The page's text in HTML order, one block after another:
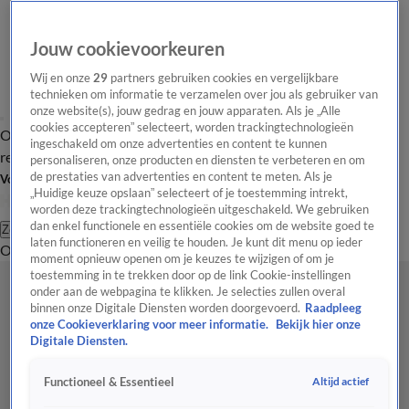
Overzicht Laatste nieuws Regionieuws Het beste van Hart
Tip de
redactie
Volg Hart van Nederland
Zoeken
OverzichtRegioUitzendingenWeerTip de redactiePanelVideo's
Jouw cookievoorkeuren
Wij en onze29 partners gebruiken cookies en vergelijkbare
technieken om informatie te verzamelen over jou als gebruiker van
onze website(s), jouw gedrag en jouw apparaten. Als je „Alle
cookies accepteren” selecteert, worden trackingtechnologieën
ingeschakeld om onze advertenties en content te kunnen
personaliseren, onze producten en diensten te verbeteren en om
de prestaties van advertenties en content te meten. Als je
„Huidige keuze opslaan” selecteert of je toestemming intrekt,
worden deze trackingtechnologieën uitgeschakeld. We gebruiken
dan enkel functionele en essentiële cookies om de website goed te
laten functioneren en veilig te houden. Je kunt dit menu op ieder
moment opnieuw openen om je keuzes te wijzigen of om je
toestemming in te trekken door op de link Cookie-instellingen
onder aan de webpagina te klikken. Je selecties zullen overal
binnen onze Digitale Diensten worden doorgevoerd. Raadpleeg
onze Cookieverklaring voor meer informatie.
Bekijk hier onze
Digitale Diensten.
Functioneel & Essentieel Altijd actief